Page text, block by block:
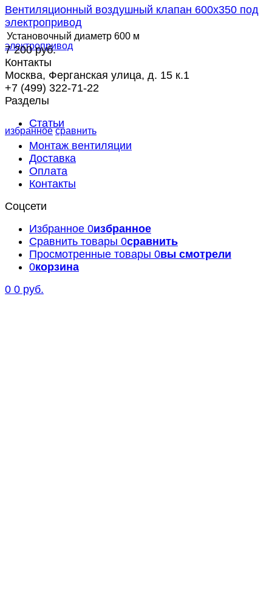
избранное сравнить
Вентиляционный воздушный клапан 600х350 под
электропривод
Установочный диаметр 600 м
7 200 руб.
Контакты
Москва, Ферганская улица, д. 15 к.1
+7 (499) 322-71-22
Разделы
Статьи
Монтаж вентиляции
Доставка
Оплата
Контакты
Соцсети
Избранное 0избранное
Сравнить товары 0сравнить
Просмотренные товары 0вы смотрели
0корзина
0 0 руб.